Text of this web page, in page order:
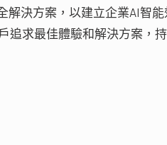
解決方案，以建立企業AI智
追求最佳體驗和解決方案，